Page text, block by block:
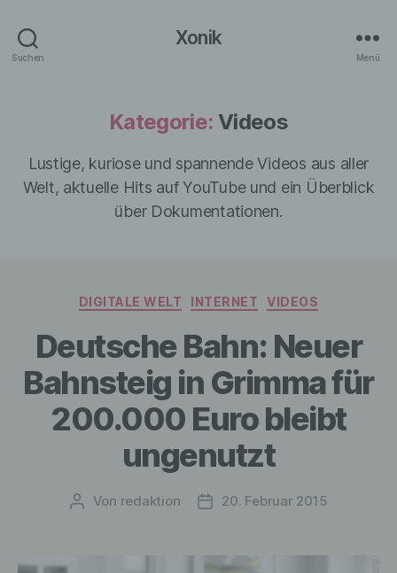
Suchen
Xonik
Menü
Kategorie: Videos
Lustige, kuriose und spannende Videos aus aller
Welt, aktuelle Hits auf YouTube und ein Überblick
über Dokumentationen.
Kategorien
DIGITALE WELT INTERNET VIDEOS
Deutsche Bahn: Neuer
Bahnsteig in Grimma für
200.000 Euro bleibt
ungenutzt
Beitragsautor
Von redaktion Veröffentlichungsdatum
20. Februar 2015